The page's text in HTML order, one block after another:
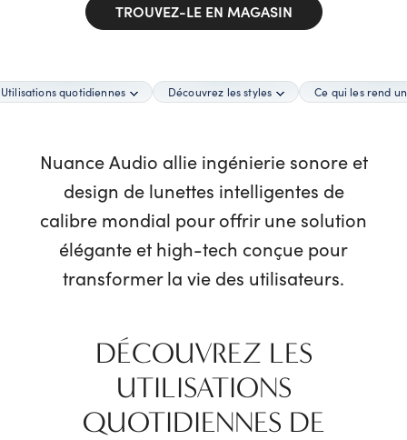
TROUVEZ-LE EN MAGASIN
Utilisations quotidiennes Découvrez les styles Ce qui les rend
Nuance Audio allie ingénierie sonore et
design de lunettes intelligentes de
calibre mondial pour offrir une solution
élégante et high-tech conçue pour
transformer la vie des utilisateurs.
DÉCOUVREZ LES
UTILISATIONS
QUOTIDIENNES DE